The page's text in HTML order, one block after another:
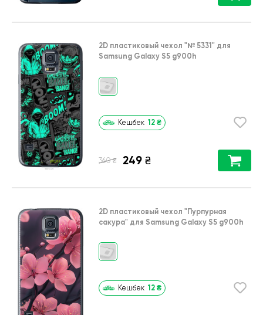
2D пластиковый чехол "№ 5331" для
Samsung Galaxy S5 g900h
Кешбек 12 ₴
360 ₴ 249 ₴
2D пластиковый чехол "Пурпурная
сакура" для Samsung Galaxy S5 g900h
Кешбек 12 ₴